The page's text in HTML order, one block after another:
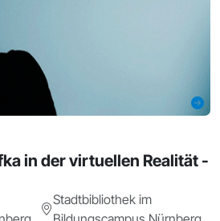
in der virtuellen Realität -
Stadtbibliothek im